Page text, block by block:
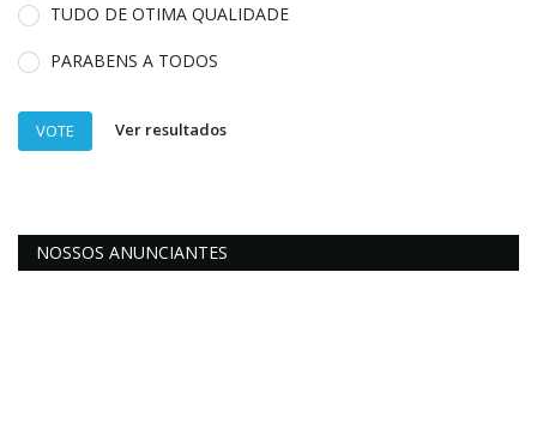
TUDO DE OTIMA QUALIDADE
PARABENS A TODOS
VOTE Ver resultados
NOSSOS ANUNCIANTES